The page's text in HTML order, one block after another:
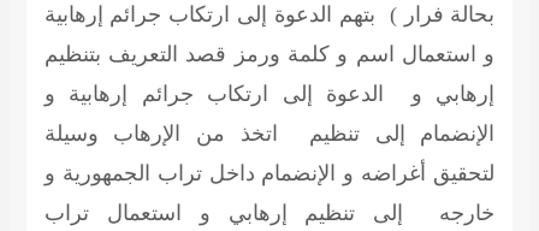
بحالة فرار ) بتهم الدعوة إلى ارتكاب جرائم إرهابية
و استعمال اسم و كلمة ورمز قصد التعريف بتنظيم
إرهابي و الدعوة إلى ارتكاب جرائم إرهابية و
الإنضمام إلى تنظيم اتخذ من الإرهاب وسيلة
لتحقيق أغراضه و الإنضمام داخل تراب الجمهورية و
خارجه إلى تنظيم إرهابي و استعمال تراب